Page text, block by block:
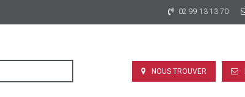
02 99 13 13 70
NOUS TROUVER